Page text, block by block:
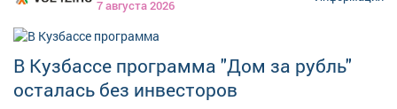
7 августа 2026
В Кузбассе программа "Дом за рубль"
осталась без инвесторов